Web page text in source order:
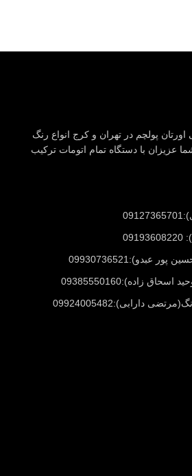
پولچم در تهران و کرج انواع رنگ
عزیزان با دستگاه تمام اتومات ترکیب
زاده):09385550160
دارابی):09924005482